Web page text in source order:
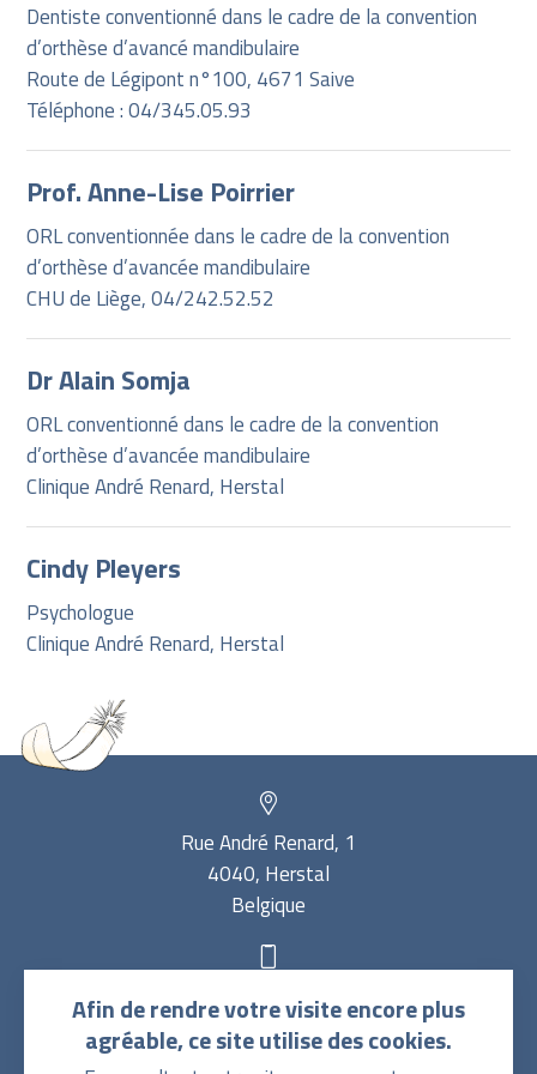
Dentiste conventionné dans le cadre de la convention
d’orthèse d’avancé mandibulaire
Route de Légipont n°100, 4671 Saive
Téléphone : 04/345.05.93
Prof. Anne-Lise Poirrier
ORL conventionnée dans le cadre de la convention
d’orthèse d’avancée mandibulaire
CHU de Liège, 04/242.52.52
Dr Alain Somja
ORL conventionné dans le cadre de la convention
d’orthèse d’avancée mandibulaire
Clinique André Renard, Herstal
Cindy Pleyers
Psychologue
Clinique André Renard, Herstal
Rue André Renard, 1
4040, Herstal
Belgique
Renseignements et rendez-vous Centre du
Sommeil :
04 323 85
65
Afin de rendre votre visite encore plus
agréable, ce site utilise des cookies.